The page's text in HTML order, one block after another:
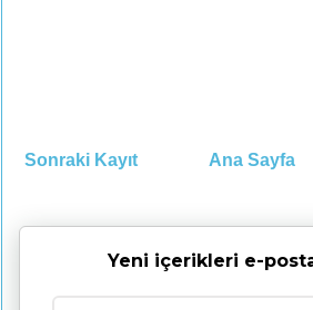
Sonraki Kayıt Ana Sayfa
Yeni içerikleri e-